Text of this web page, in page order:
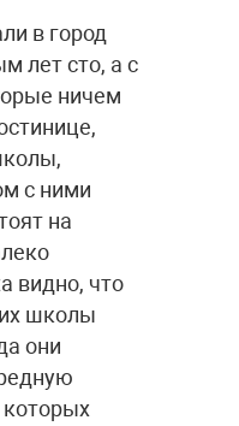
в город
лет сто, а с
ничем
с ними
на
видно, что
школы
они
которых